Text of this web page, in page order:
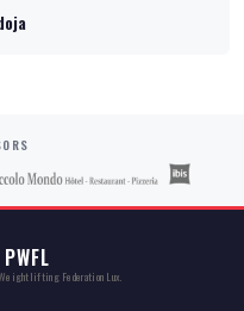
PWFL
Federation Lux.